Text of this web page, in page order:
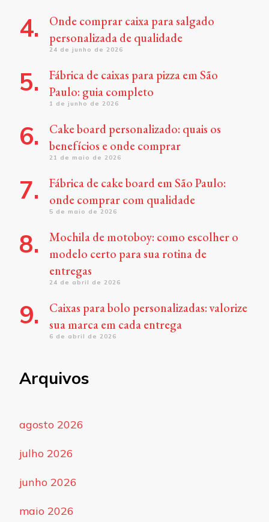
Onde comprar caixa para salgado
personalizada de qualidade
24 de junho de 2026
Fábrica de caixas para pizza em São
Paulo: guia completo
1 de junho de 2026
Cake board personalizado: quais os
benefícios e onde comprar
21 de maio de 2026
Fábrica de cake board em São Paulo:
onde comprar com qualidade
5 de maio de 2026
Mochila de motoboy: como escolher o
modelo certo para sua rotina de
entregas
24 de abril de 2026
Caixas para bolo personalizadas: valorize
sua marca em cada entrega
6 de abril de 2026
Arquivos
agosto 2026
julho 2026
junho 2026
maio 2026